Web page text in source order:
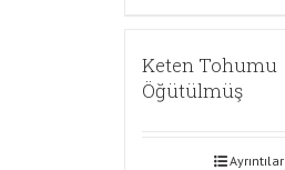
Keten Tohumu
Öğütülmüş
Ayrıntılar